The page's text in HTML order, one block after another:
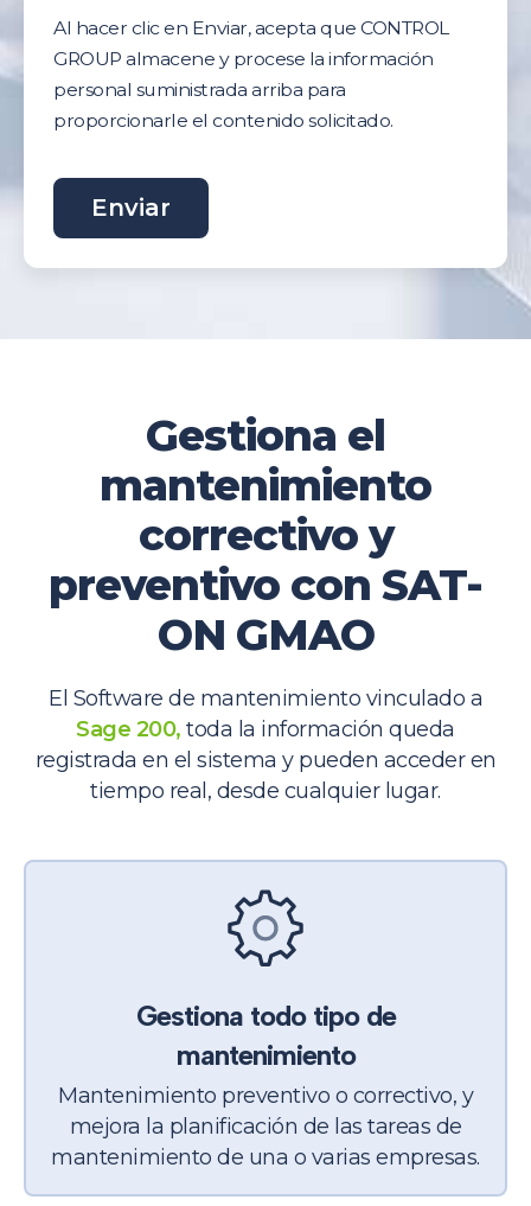
Al hacer clic en Enviar, acepta que CONTROL
GROUP almacene y procese la información
personal suministrada arriba para
proporcionarle el contenido solicitado.
Gestiona el
mantenimiento
correctivo y
preventivo con SAT-
ON GMAO
El Software de mantenimiento vinculado a
Sage 200,toda la información queda
registrada en el sistema y pueden acceder en
tiempo real, desde cualquier lugar.
Gestiona todo tipo de
mantenimiento
Mantenimiento preventivo o correctivo, y
mejora la planificación de las tareas de
mantenimiento de una o varias empresas.